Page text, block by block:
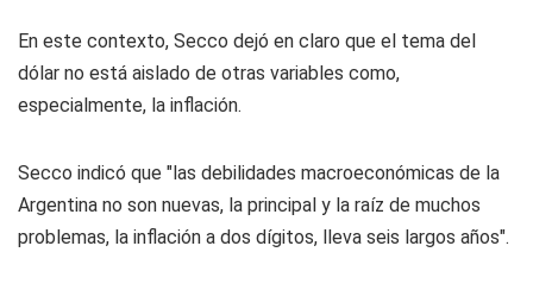
En este contexto, Secco dejó en claro que el tema del
dólar no está aislado de otras variables como,
especialmente, la inflación.
Secco indicó que "las debilidades macroeconómicas de la
Argentina no son nuevas, la principal y la raíz de muchos
problemas, la inflación a dos dígitos, lleva seis largos años".